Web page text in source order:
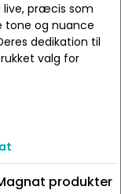
live, præcis som
tone og nuance
dedikation til
valg for
produkter